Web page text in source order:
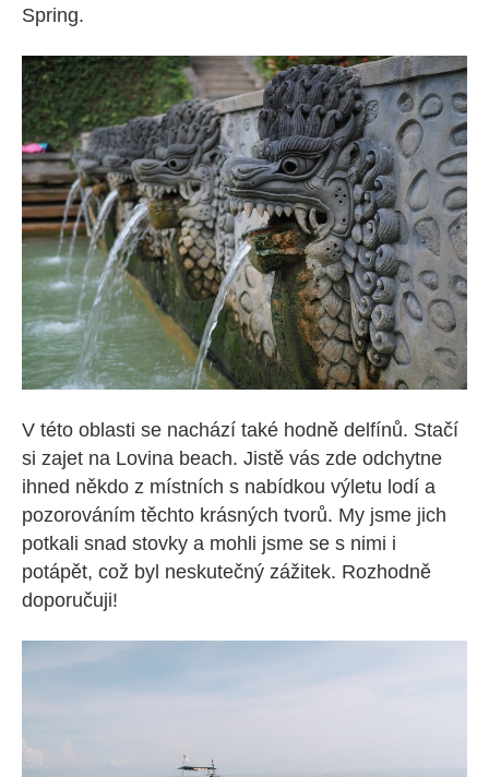
Spring.
V této oblasti se nachází také hodně delfínů. Stačí
si zajet na Lovina beach. Jistě vás zde odchytne
ihned někdo z místních s nabídkou výletu lodí a
pozorováním těchto krásných tvorů. My jsme jich
potkali snad stovky a mohli jsme se s nimi i
potápět, což byl neskutečný zážitek. Rozhodně
doporučuji!